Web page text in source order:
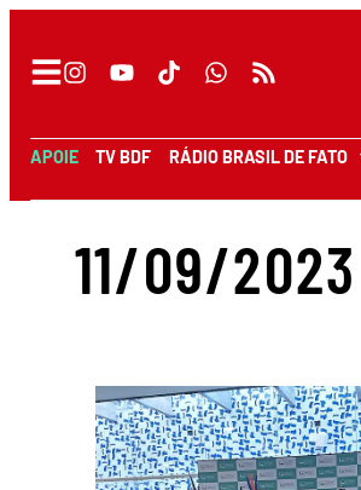
APOIE TV BDF RÁDIO BRASIL DE FATO
11/09/2023